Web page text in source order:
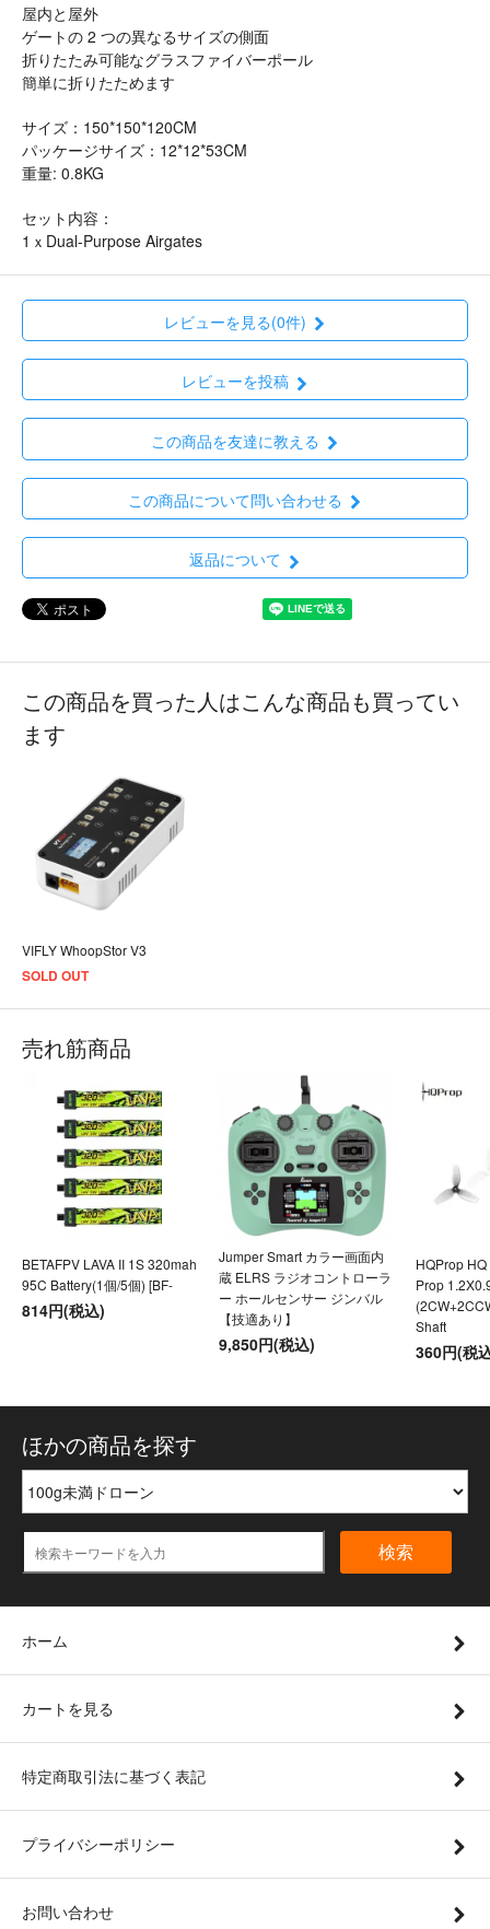
屋内と屋外
ゲートの 2 つの異なるサイズの側面
折りたたみ可能なグラスファイバーポール
簡単に折りたためます
サイズ：150*150*120CM
パッケージサイズ：12*12*53CM
重量: 0.8KG
セット内容：
1ｘDual-Purpose Airgates
レビューを見る(0件)
レビューを投稿
この商品を友達に教える
この商品について問い合わせる
返品について
この商品を買った人はこんな商品も買ってい
ます
VIFLY WhoopStor V3
SOLD OUT
売れ筋商品
BETAFPV LAVA II 1S 320mah
95C Battery(1個/5個) [BF-
814円(税込)
Jumper Smart カラー画面内
蔵 ELRS ラジオコントローラ
ー ホールセンサー ジンバル
【技適あり】
9,850円(税込)
HQProp
Prop
Shaft
360円(税
ほかの商品を探す
検索
ホーム
カートを見る
特定商取引法に基づく表記
プライバシーポリシー
お問い合わせ